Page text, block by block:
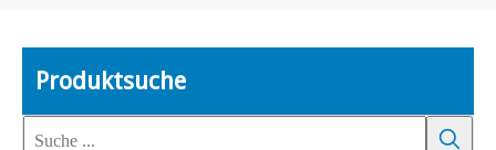
Produktsuche